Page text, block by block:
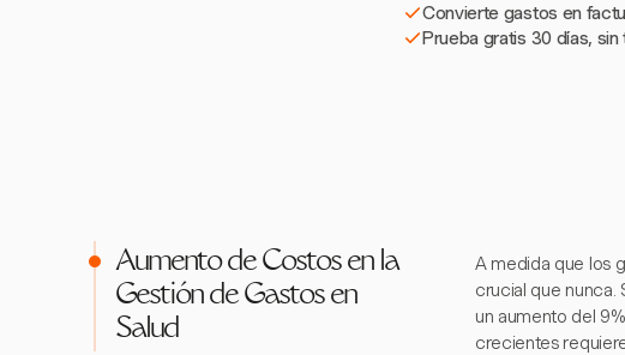
Convierte gastos en
Prueba gratis 30 días,
Aumento de Costos en la
Gestión de Gastos en
Salud
A medida que los
crucial que nunca.
un aumento del
crecientes